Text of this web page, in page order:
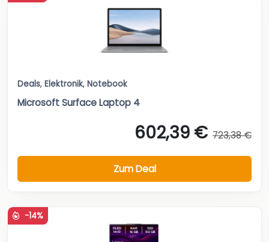
Deals, Elektronik, Notebook
Microsoft Surface Laptop 4
602,39 € 723,38 €
Zum Deal
-14%